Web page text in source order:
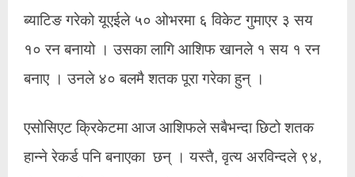
ब्याटिङ गरेको यूएईले ५० ओभरमा ६ विकेट गुमाएर ३ सय
१० रन बनायो । उसका लागि आशिफ खानले १ सय १ रन
बनाए । उनले ४० बलमै शतक पूरा गरेका हुन् ।
एसोसिएट क्रिकेटमा आज आशिफले सबैभन्दा छिटो शतक
हान्ने रेकर्ड पनि बनाएका छन् । यस्तै, वृत्य अरविन्दले ९४,